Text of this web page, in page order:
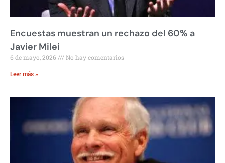
Encuestas muestran un rechazo del 60% a
Javier Milei
6 de mayo, 2026 No hay comentarios
Leer más »